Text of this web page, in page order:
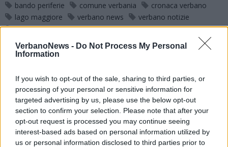
VerbanoNews - Do Not Process My Personal
Information
If you wish to opt-out of the sale, sharing to third parties, or
processing of your personal or sensitive information for
targeted advertising by us, please use the below opt-out
section to confirm your selection. Please note that after your
opt-out request is processed you may continue seeing
interest-based ads based on personal information utilized by
us or personal information disclosed to third parties prior to
bando periferie
comune verbania
cronaca verbano
lago maggiore
verbano news
verbano notizie
verbania